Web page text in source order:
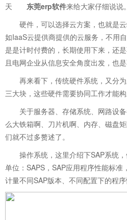
天
东莞erp软件来给大家仔细说说。
硬件，可以选择云方案，也就是
如IaaS云提供商提供的云服务，不用
是是计时付费的，长期使用下来，还
且电网企业从信息安全角度出发，也
再来看下，传统硬件系统，又分
三大块，这些硬件需要协同工作才能构
关于服务器、存储系统、网路设
么大铁箱啊、刀片机啊、内存、磁盘
们就不过多赘述了。
操作系统，这里介绍下SAP系统
单位：SAPS，SAP应用程序性能标准
计量不同SAP版本、不同配置下的程序